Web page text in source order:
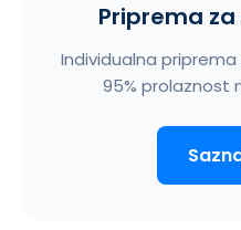
Priprema za
Individualna
95% prolaznost